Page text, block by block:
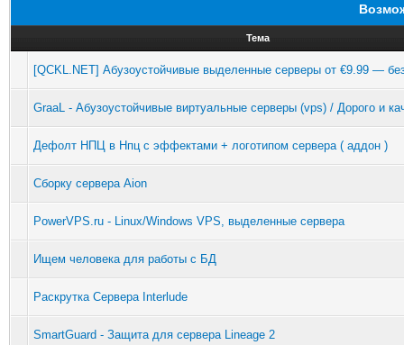
Тема
[QCKL.NET] Абузоустойчивые выделенные серверы от €9.99 —
GraaL - Абузоустойчивые виртуальные серверы (vps) / Дорого и
Дефолт НПЦ в Нпц с эффектами + логотипом сервера ( аддон )
Сборку сервера Aion
PowerVPS.ru - Linux/Windows VPS, выделенные сервера
Ищем человека для работы с БД
Раскрутка Сервера Interlude
SmartGuard - Защита для сервера Lineage 2